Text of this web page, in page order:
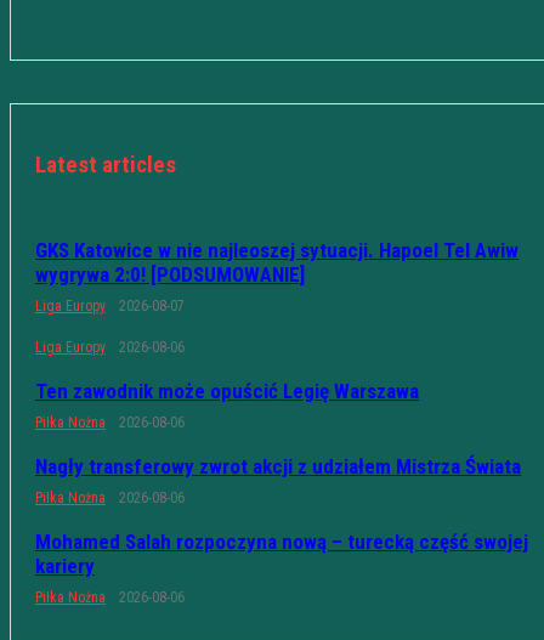
Latest articles
GKS Katowice w nie najleoszej sytuacji. Hapoel Tel Awiw
wygrywa 2:0! [PODSUMOWANIE]
Liga Europy 2026-08-07
Liga Europy 2026-08-06
Ten zawodnik może opuścić Legię Warszawa
Piłka Nożna 2026-08-06
Nagły transferowy zwrot akcji z udziałem Mistrza Świata
Piłka Nożna 2026-08-06
Mohamed Salah rozpoczyna nową – turecką część swojej
kariery
Piłka Nożna 2026-08-06